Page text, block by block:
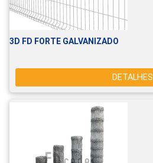
3D FD FORTE GALVANIZADO
DETALHES